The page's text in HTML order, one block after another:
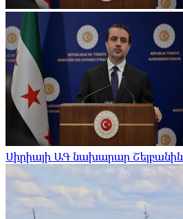
Սիրիայի ԱԳ նախարար Շեյբանին